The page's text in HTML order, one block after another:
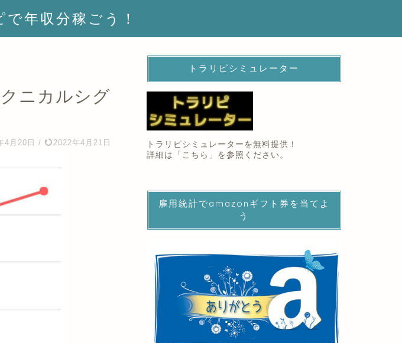
年収分稼ごう！
ニカルシグ
4月20日 / 2022年4月21日
トラリピシミュレーター
トラリピシミュレーターを無料提供！
詳細は「 こちら 」を参照ください。
雇用統計でamazonギフト券を当てよ
う